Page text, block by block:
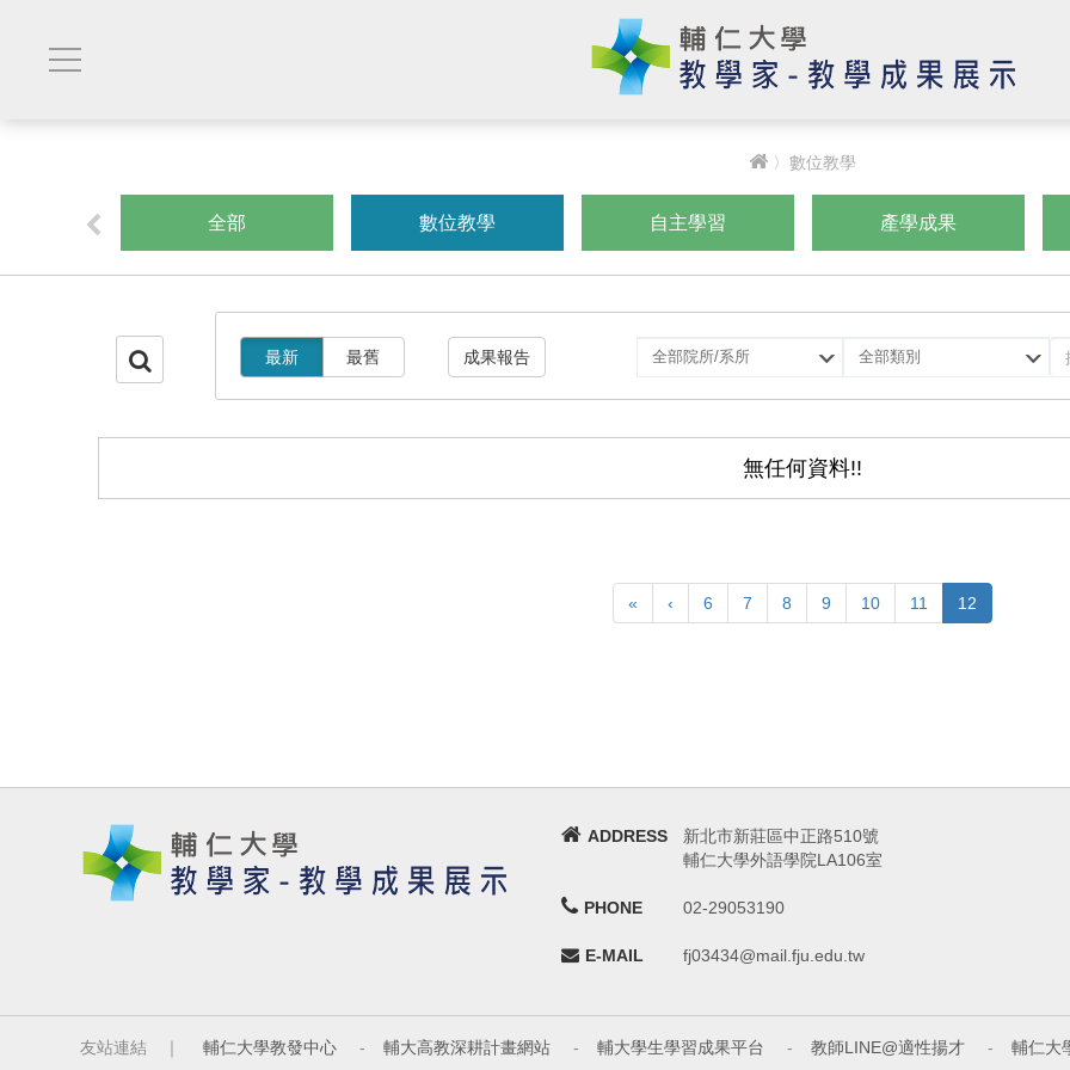
〉數位教學
全部 數位教學 自主學習 產學成果
最新 最舊 成果報告
選
院
選
類
無任何資料!!
« ‹ 6 7 8 9 10 11 12
ADDRESS
新北市新莊區中正路510號
輔仁大學外語學院LA106室
PHONE 02-29053190
E-MAIL fj03434@mail.fju.edu.tw
友站連結 ｜ 輔仁大學教發中心 - 輔大高教深耕計畫網站 - 輔大學生學習成果平台 - 教師LINE@適性揚才 - 輔仁大